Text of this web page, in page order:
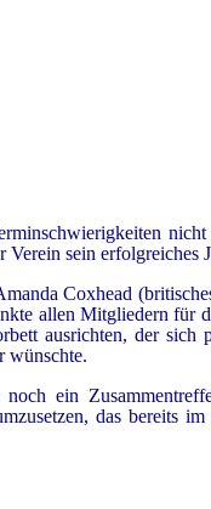
nicht
sein erfolgreiches
Coxhead
allen Mitgliedern für
ausrichten, der
wünschte.
ein
das bereits